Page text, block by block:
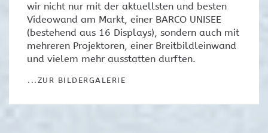
wir nicht nur mit der aktuellsten und besten
Videowand am Markt, einer BARCO UNISEE
(bestehend aus 16 Displays), sondern auch mit
mehreren Projektoren, einer Breitbildleinwand
und vielem mehr ausstatten durften.
...ZUR BILDERGALERIE